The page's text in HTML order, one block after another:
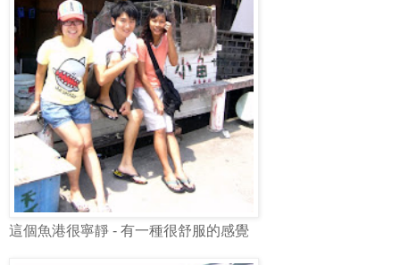
這個魚港很寧靜 - 有一種很舒服的感覺